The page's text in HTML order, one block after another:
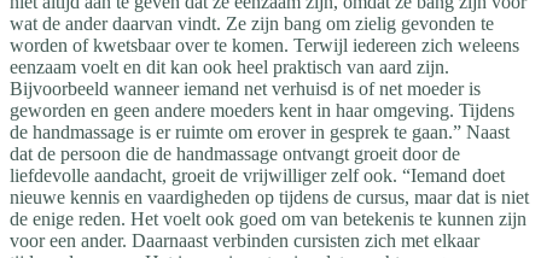
wat de ander daarvan vindt. Ze zijn bang om zielig gevonden te
worden of kwetsbaar over te komen. Terwijl iedereen zich weleens
eenzaam voelt en dit kan ook heel praktisch van aard zijn.
Bijvoorbeeld wanneer iemand net verhuisd is of net moeder is
geworden en geen andere moeders kent in haar omgeving. Tijdens
de handmassage is er ruimte om erover in gesprek te gaan.” Naast
dat de persoon die de handmassage ontvangt groeit door de
liefdevolle aandacht, groeit de vrijwilliger zelf ook. “Iemand doet
nieuwe kennis en vaardigheden op tijdens de cursus, maar dat is niet
de enige reden. Het voelt ook goed om van betekenis te kunnen zijn
voor een ander. Daarnaast verbinden cursisten zich met elkaar